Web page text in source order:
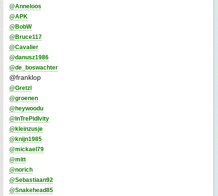
@Anneloos
@APK
@BobW
@Bruce117
@Cavalier
@danusz1986
@de_boswachter
@franklop
@Gretzl
@groenen
@heywoodu
@InTrePidIvity
@kleinzusje
@knijn1985
@mickael79
@mitt
@norich
@Sebastiaan92
@Snakehead85